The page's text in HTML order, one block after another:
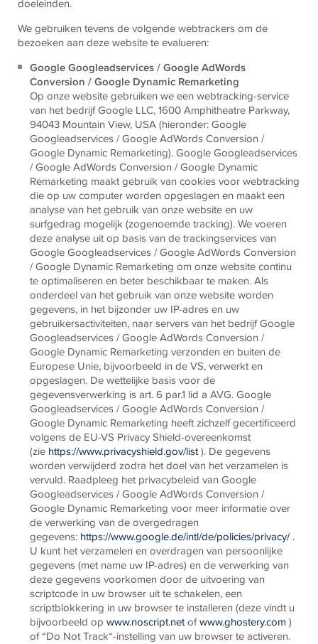
We gebruiken tevens de volgende webtrackers om de
bezoeken aan deze website te evalueren:
Google Googleadservices / Google AdWords
Conversion / Google Dynamic Remarketing
Op onze website gebruiken we een webtracking-service
van het bedrijf Google LLC, 1600 Amphitheatre Parkway,
94043 Mountain View, USA (hieronder: Google
Googleadservices / Google AdWords Conversion /
Google Dynamic Remarketing). Google Googleadservices
/ Google AdWords Conversion / Google Dynamic
Remarketing maakt gebruik van cookies voor webtracking
die op uw computer worden opgeslagen en maakt een
analyse van het gebruik van onze website en uw
surfgedrag mogelijk (zogenoemde tracking). We voeren
deze analyse uit op basis van de trackingservices van
Google Googleadservices / Google AdWords Conversion
/ Google Dynamic Remarketing om onze website continu
te optimaliseren en beter beschikbaar te maken. Als
onderdeel van het gebruik van onze website worden
gegevens, in het bijzonder uw IP-adres en uw
gebruikersactiviteiten, naar servers van het bedrijf Google
Googleadservices / Google AdWords Conversion /
Google Dynamic Remarketing verzonden en buiten de
Europese Unie, bijvoorbeeld in de VS, verwerkt en
opgeslagen. De wettelijke basis voor de
gegevensverwerking is art. 6 par.1 lid a AVG. Google
Googleadservices / Google AdWords Conversion /
Google Dynamic Remarketing heeft zichzelf gecertificeerd
volgens de EU-VS Privacy Shield-overeenkomst
(zie https://www.privacyshield.gov/list). De gegevens
worden verwijderd zodra het doel van het verzamelen is
vervuld. Raadpleeg het privacybeleid van Google
Googleadservices / Google AdWords Conversion /
Google Dynamic Remarketing voor meer informatie over
de verwerking van de overgedragen
gegevens: https://www.google.de/intl/de/policies/privacy/.
U kunt het verzamelen en overdragen van persoonlijke
gegevens (met name uw IP-adres) en de verwerking van
deze gegevens voorkomen door de uitvoering van
scriptcode in uw browser uit te schakelen, een
scriptblokkering in uw browser te installeren (deze vindt u
bijvoorbeeld op www.noscript.netofwww.ghostery.com )
of “Do Not Track“-instelling van uw browser te activeren.